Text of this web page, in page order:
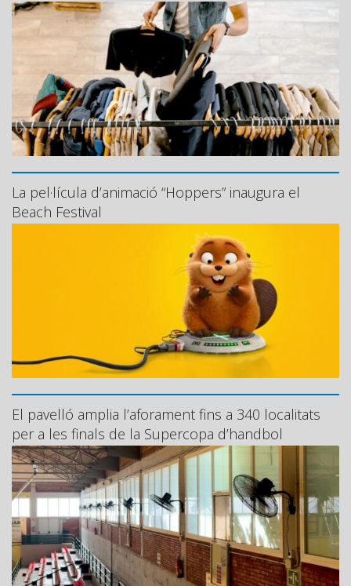
La pel·lícula d’animació “Hoppers” inaugura el
Beach Festival
El pavelló amplia l’aforament fins a 340 localitats
per a les finals de la Supercopa d’handbol